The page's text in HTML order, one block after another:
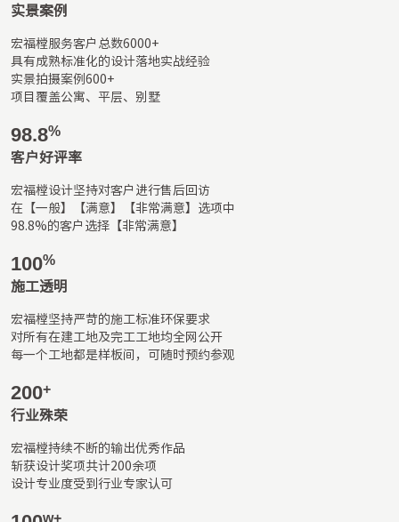
实景案例
宏福樘服务客户总数6000+
具有成熟标准化的设计落地实战经验
实景拍摄案例600+
项目覆盖公寓、平层、别墅
98.8%
客户好评率
宏福樘设计坚持对客户进行售后回访
在【一般】【满意】【非常满意】选项中
98.8%的客户选择【非常满意】
100%
施工透明
宏福樘坚持严苛的施工标准环保要求
对所有在建工地及完工工地均全网公开
每一个工地都是样板间，可随时预约参观
200+
行业殊荣
宏福樘持续不断的输出优秀作品
斩获设计奖项共计200余项
设计专业度受到行业专家认可
w+